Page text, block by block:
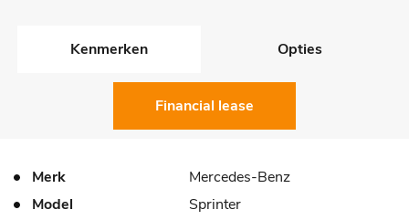
Kenmerken Opties
Financial lease
Merk
Mercedes-Benz
Model
Sprinter